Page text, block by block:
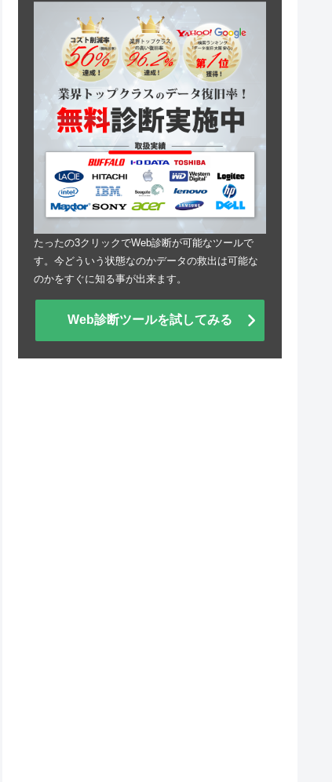
たったの3クリックでWeb診断が可能なツールで
す。今どういう状態なのかデータの救出は可能な
のかをすぐに知る事が出来ます。
Web診断ツールを試してみる